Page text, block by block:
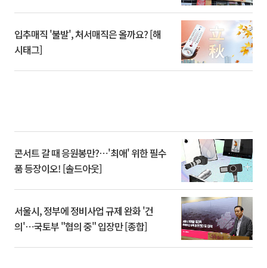
입추매직 '불발', 처서매직은 올까요? [해
시태그]
콘서트 갈 때 응원봉만?⋯'최애' 위한 필수
품 등장이오! [솔드아웃]
서울시, 정부에 정비사업 규제 완화 '건
의'⋯국토부 "협의 중" 입장만 [종합]